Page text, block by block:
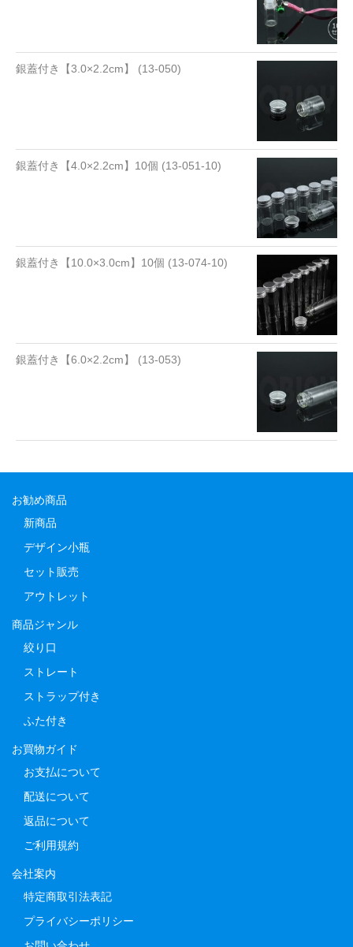
銀蓋付き【3.0×2.2cm】 (13-050)
銀蓋付き【4.0×2.2cm】10個 (13-051-10)
銀蓋付き【10.0×3.0cm】10個 (13-074-10)
銀蓋付き【6.0×2.2cm】 (13-053)
お勧め商品
新商品
デザイン小瓶
セット販売
アウトレット
商品ジャンル
絞り口
ストレート
ストラップ付き
ふた付き
お買物ガイド
お支払について
配送について
返品について
ご利用規約
会社案内
特定商取引法表記
プライバシーポリシー